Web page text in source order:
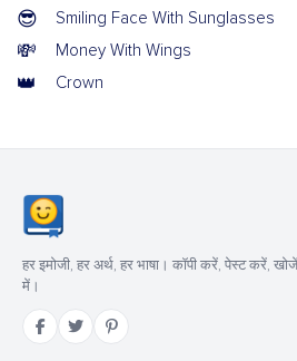
😎 Smiling Face With Sunglasses
💸 Money With Wings
👑 Crown
हर इमोजी, हर अर्थ, हर भाषा। कॉपी करें, पेस्ट करें,
में।